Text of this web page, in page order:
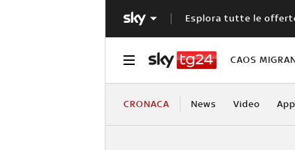
Esplora tutte le
CAOS
CRONACA News Video